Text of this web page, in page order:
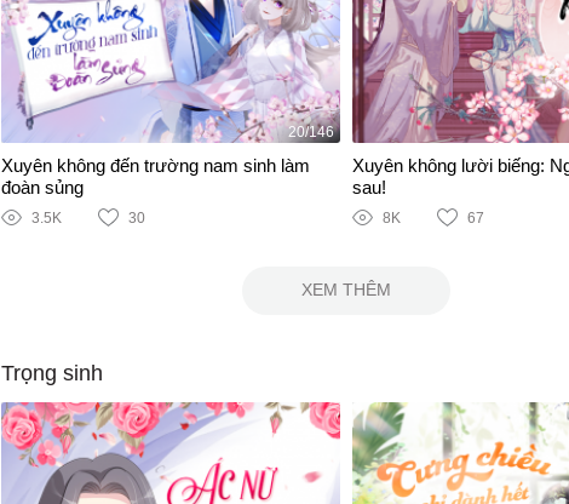
20/146
Xuyên không đến trường nam sinh làm
đoàn sủng
3.5K 30
Xuyên không lười biếng:
sau!
8K 67
XEM THÊM
Trọng sinh